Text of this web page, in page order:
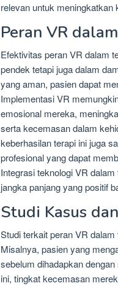
relevan untuk meningkatkan
Peran VR
Efektivitas peran VR dalam
pendek tetapi juga dalam
yang aman, pasien dapat
Implementasi VR
emosional mereka,
serta kecemasan dalam
keberhasilan terapi ini juga
profesional yang dapat
Integrasi teknologi VR
jangka panjang yang positif
Studi Kasus
Studi terkait peran VR
Misalnya, pasien yang
sebelum dihadapkan
ini, tingkat kecemasan